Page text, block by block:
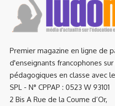
Premier magazine en ligne de
d'enseignants francophones
pédagogiques en classe avec
SPL - N° CPPAP : 0523 W 93101
2 Bis A Rue de la Coume d’Or,